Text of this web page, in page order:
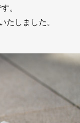
。
たしました。